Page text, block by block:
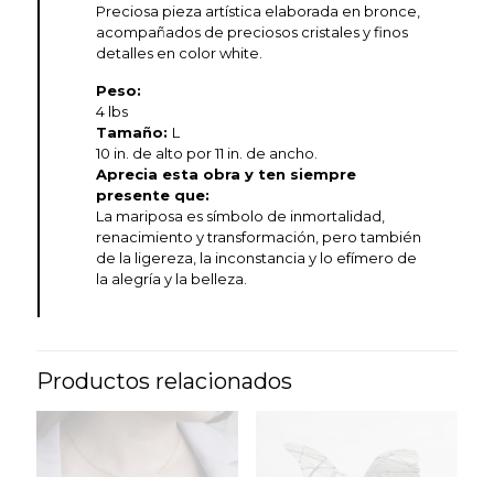
Preciosa pieza artística elaborada en bronce,
acompañados de preciosos cristales y finos
detalles en color white.
Peso:
4 lbs
Tamaño: L
10 in. de alto por 11 in. de ancho.
Aprecia esta obra y ten siempre
presente que:
La mariposa es símbolo de inmortalidad,
renacimiento y transformación, pero también
de la ligereza, la inconstancia y lo efímero de
la alegría y la belleza.
Productos relacionados